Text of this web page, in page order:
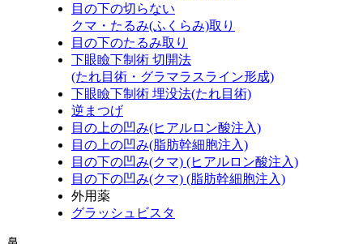
目の下の切らない
クマ・たるみ(ふくらみ)取り
目の下のたるみ取り
下眼瞼下制術 切開法
(たれ目術・グラマラスライン形成)
下眼瞼下制術 埋没法(たれ目術)
逆まつげ
目の上の凹み(ヒアルロン酸注入)
目の上の凹み(脂肪幹細胞注入)
目の下の凹み(クマ) (ヒアルロン酸注入)
目の下の凹み(クマ) (脂肪幹細胞注入)
外用薬
グラッシュビスタ